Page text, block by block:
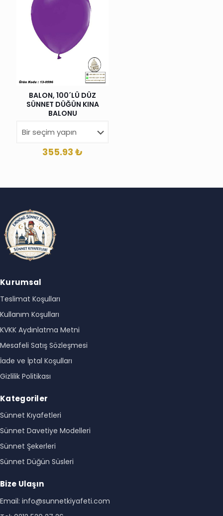
BALON, 100´LÜ DÜZ
SÜNNET DÜĞÜN KINA
BALONU
355.93 ₺
Kurumsal
Teslimat Koşulları
Kullanım Koşulları
KVKK Aydınlatma Metni
Mesafeli Satış Sözleşmesi
İade ve İptal Koşulları
Gizlilik Politikası
Kategoriler
Sünnet Kıyafetleri
Sünnet Davetiye Modelleri
Sünnet Şekerleri
Sünnet Düğün Süsleri
Bize Ulaşın
Email: info@sunnetkiyafeti.com